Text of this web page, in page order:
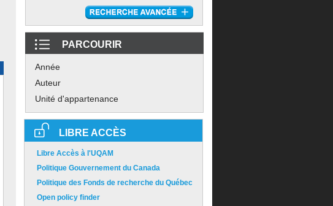
PARCOURIR
Année
Auteur
Unité d'appartenance
LIBRE ACCÈS
Libre Accès à l'UQAM
Politique Gouvernement du Canada
Politique des Fonds de recherche du Québec
Open policy finder